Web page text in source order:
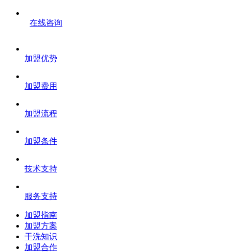
在线咨询
加盟优势
加盟费用
加盟流程
加盟条件
技术支持
服务支持
加盟指南
加盟方案
干洗知识
加盟合作